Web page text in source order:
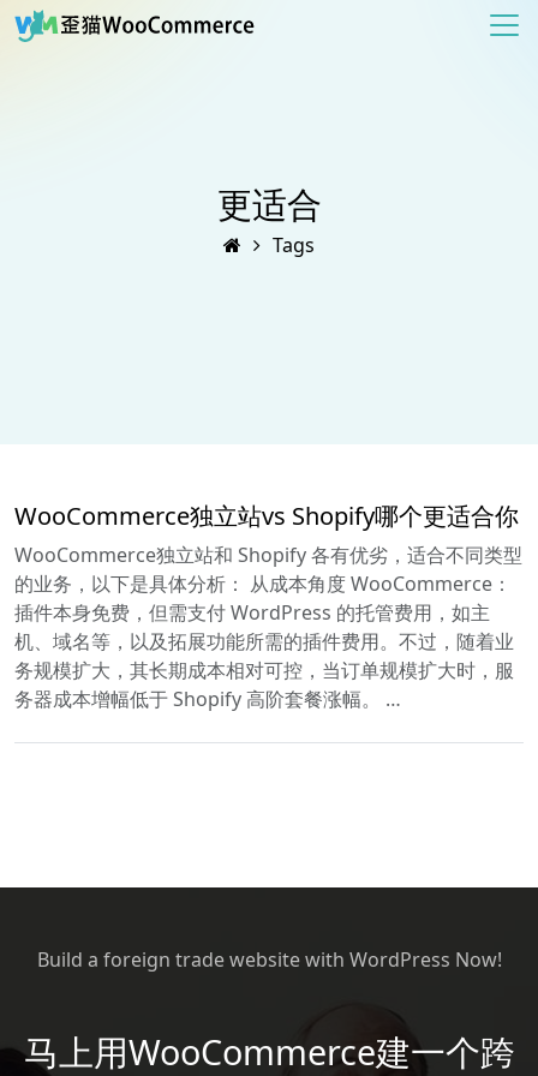
更适合
Tags
WooCommerce独立站vs Shopify哪个更适合你
WooCommerce独立站和 Shopify 各有优劣，适合不同类型
的业务，以下是具体分析： 从成本角度 WooCommerce：
插件本身免费，但需支付 WordPress 的托管费用，如主
机、域名等，以及拓展功能所需的插件费用。不过，随着业
务规模扩大，其长期成本相对可控，当订单规模扩大时，服
务器成本增幅低于 Shopify 高阶套餐涨幅。 …
Build a foreign trade website with WordPress Now!
马上用WooCommerce建一个跨